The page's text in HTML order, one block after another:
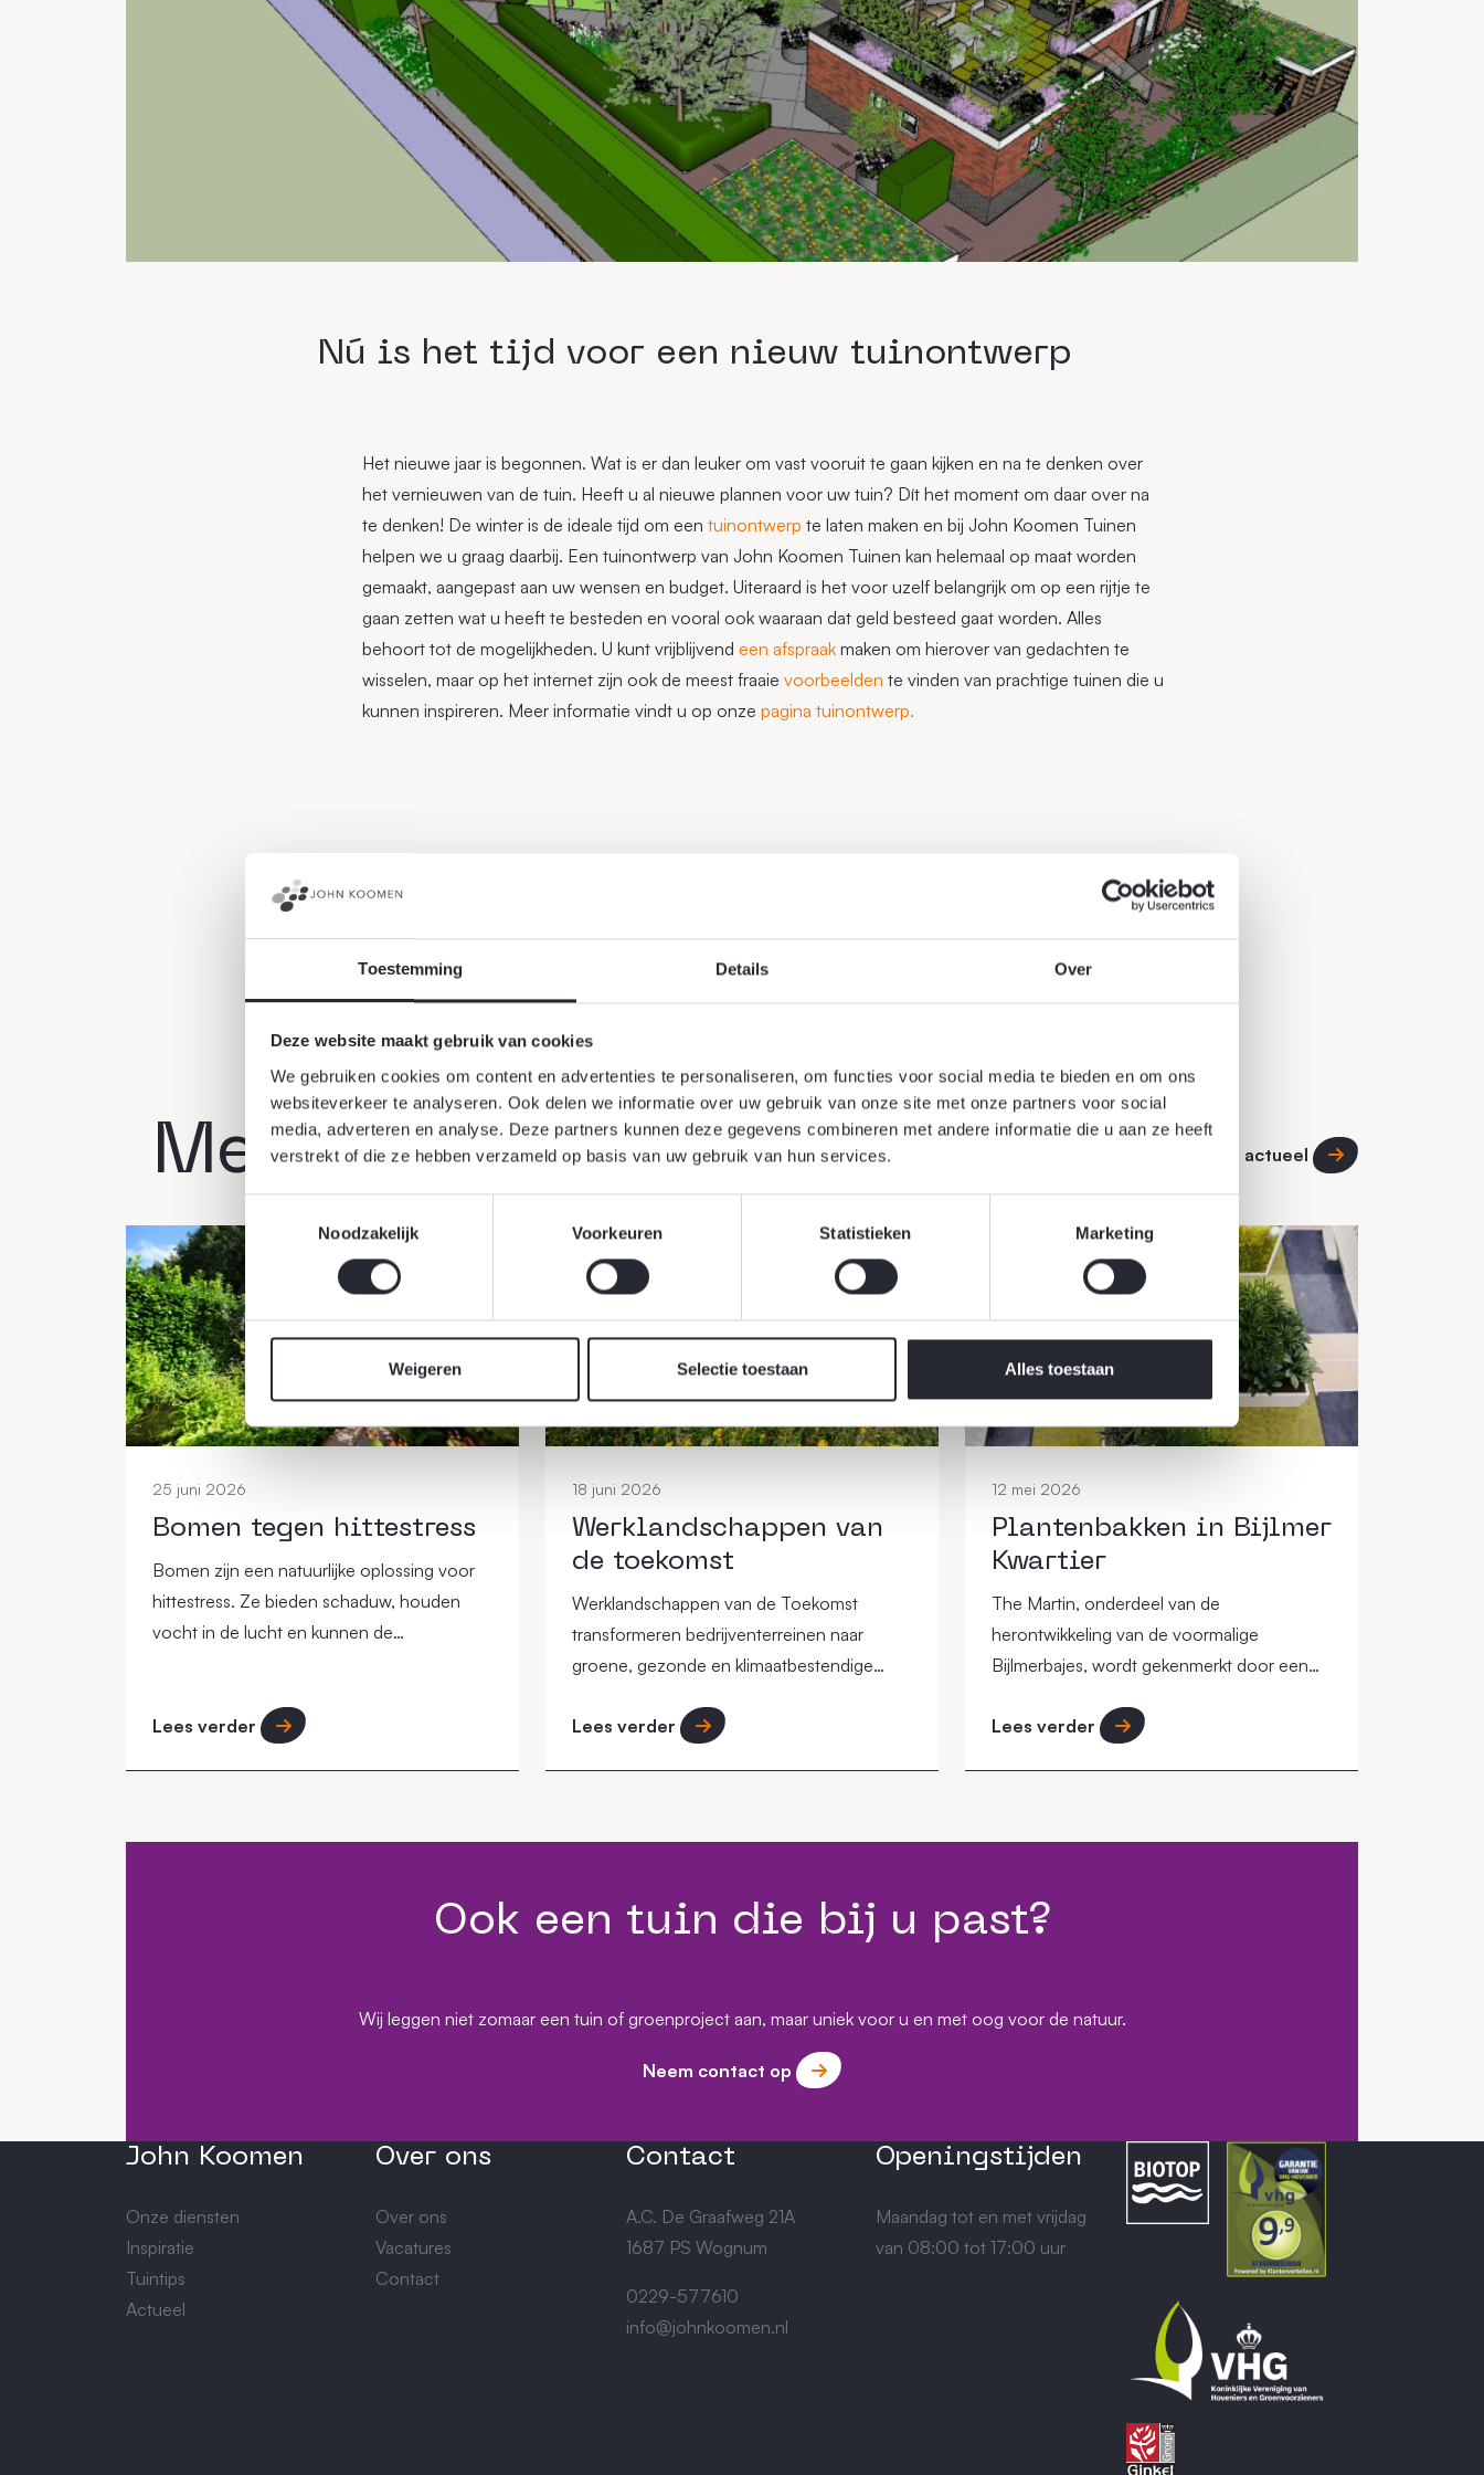
Toestemming Details Over
Deze website maakt gebruik van cookies
We gebruiken cookies om content en advertenties te personaliseren, om functies voor social media te bieden en om ons
websiteverkeer te analyseren. Ook delen we informatie over uw gebruik van onze site met onze partners voor social
media, adverteren en analyse. Deze partners kunnen deze gegevens combineren met andere informatie die u aan ze heeft
verstrekt of die ze hebben verzameld op basis van uw gebruik van hun services.
Noodzakelijk
Voorkeuren Statistieken Marketing
Weigeren Selectie toestaan Alles toestaan
Nú is het tijd voor een nieuw tuinontwerp
Het nieuwe jaar is begonnen. Wat is er dan leuker om vast vooruit te gaan kijken en na te denken over
het vernieuwen van de tuin. Heeft u al nieuwe plannen voor uw tuin? Dít het moment om daar over na
te denken! De winter is de ideale tijd om een tuinontwerp te laten maken en bij John Koomen Tuinen
helpen we u graag daarbij. Een tuinontwerp van John Koomen Tuinen kan helemaal op maat worden
gemaakt, aangepast aan uw wensen en budget. Uiteraard is het voor uzelf belangrijk om op een rijtje te
gaan zetten wat u heeft te besteden en vooral ook waaraan dat geld besteed gaat worden. Alles
behoort tot de mogelijkheden. U kunt vrijblijvend een afspraak maken om hierover van gedachten te
wisselen, maar op het internet zijn ook de meest fraaie voorbeelden te vinden van prachtige tuinen die u
kunnen inspireren. Meer informatie vindt u op onze pagina tuinontwerp.
Meer actueel Alle actueel
25 juni 2026
Bomen tegen hittestress
Bomen zijn een natuurlijke oplossing voor
hittestress. Ze bieden schaduw, houden
vocht in de lucht en kunnen de
Lees verder
18 juni 2026
Werklandschappen van
de toekomst
Werklandschappen van de Toekomst
transformeren bedrijventerreinen naar
groene, gezonde en klimaatbestendige
economie samenkomen.
Lees verder
12 mei 2026
Plantenbakken in Bijlmer
Kwartier
The Martin, onderdeel van de
herontwikkeling van de voormalige
Bijlmerbajes, wordt gekenmerkt door een
"groene long" in de stad moet vormen.
Lees verder
Ook een tuin die bij u past?
Wij leggen niet zomaar een tuin of groenproject aan, maar uniek voor u en met oog voor de natuur.
Neem contact op
John Koomen
Onze diensten
Inspiratie
Tuintips
Actueel
Over ons
Over ons
Vacatures
Contact
Contact
A.C. De Graafweg 21A
1687 PS Wognum
0229-577610
info@johnkoomen.nl
Openingstijden
Maandag tot en met vrijdag
van 08:00 tot 17:00 uur